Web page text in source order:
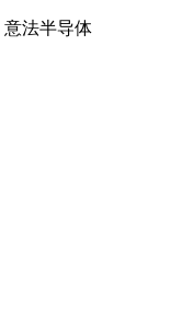
意法半导体